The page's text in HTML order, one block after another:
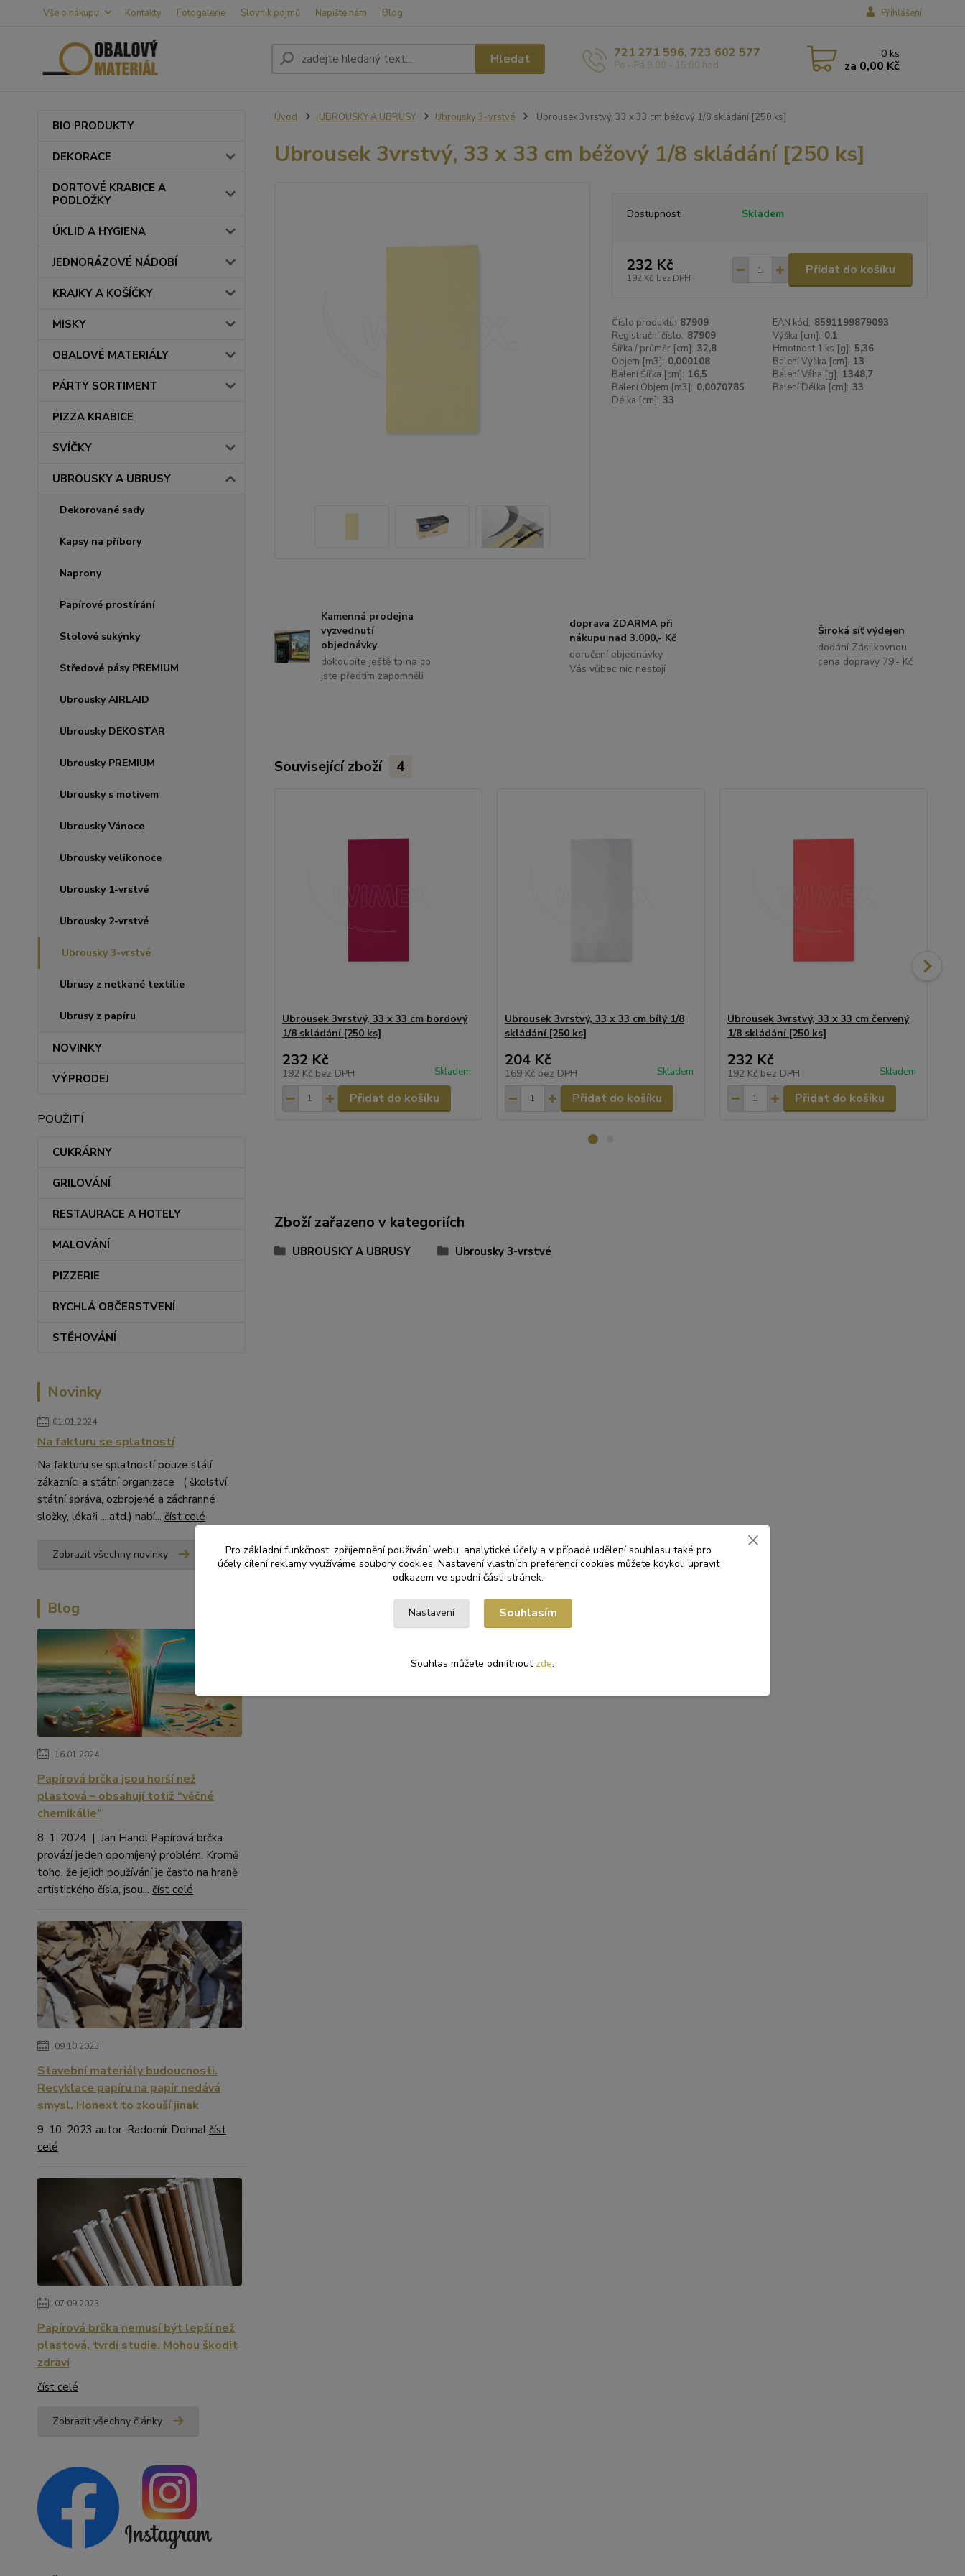
Vše o nákupu Kontakty Fotogalerie Slovník pojmů Napište nám Blog Přihlášení
Hledat 721 271 596, 723 602 577
Po - Pá 9,00 - 15,00 hod
0 ks
za 0,00 Kč
BIO PRODUKTY
DEKORACE
DORTOVÉ KRABICE A
PODLOŽKY
ÚKLID A HYGIENA
JEDNORÁZOVÉ NÁDOBÍ
KRAJKY A KOŠÍČKY
MISKY
OBALOVÉ MATERIÁLY
PÁRTY SORTIMENT
PIZZA KRABICE
SVÍČKY
UBROUSKY A UBRUSY
Dekorované sady
Kapsy na příbory
Naprony
Papírové prostírání
Stolové sukýnky
Středové pásy PREMIUM
Ubrousky AIRLAID
Ubrousky DEKOSTAR
Ubrousky PREMIUM
Ubrousky s motivem
Ubrousky Vánoce
Ubrousky velikonoce
Ubrousky 1-vrstvé
Ubrousky 2-vrstvé
Ubrousky 3-vrstvé
Ubrusy z netkané textílie
Ubrusy z papíru
NOVINKY
VÝPRODEJ
POUŽITÍ
CUKRÁRNY
GRILOVÁNÍ
RESTAURACE A HOTELY
MALOVÁNÍ
PIZZERIE
RYCHLÁ OBČERSTVENÍ
STĚHOVÁNÍ
Novinky
01.01.2024
Na fakturu se splatností
Na fakturu se splatností pouze stálí
zákazníci a státní organizace ( školství,
státní správa, ozbrojené a záchranné
složky, lékaři ....atd.) nabí... číst celé
Zobrazit všechny novinky
Blog
16.01.2024
Papírová brčka jsou horší než
plastová – obsahují totiž “věčné
chemikálie”
8. 1. 2024 | Jan Handl Papírová brčka
provází jeden opomíjený problém. Kromě
toho, že jejich používání je často na hraně
artistického čísla, jsou... číst celé
09.10.2023
Stavební materiály budoucnosti.
Recyklace papíru na papír nedává
smysl. Honext to zkouší jinak
9. 10. 2023 autor: Radomír Dohnal číst
celé
07.09.2023
Papírová brčka nemusí být lepší než
plastová, tvrdí studie. Mohou škodit
zdraví
číst celé
Zobrazit všechny články
Úvod UBROUSKY A UBRUSY Ubrousky 3-vrstvé Ubrousek 3vrstvý, 33 x 33 cm béžový 1/8 skládání [250 ks]
Ubrousek 3vrstvý, 33 x 33 cm béžový 1/8 skládání [250 ks]
Dostupnost Skladem
232 Kč
192 Kč bez DPH
Přidat do košíku
Číslo produktu: 87909 EAN kód: 8591199879093
Registrační číslo: 87909 Výška [cm]: 0,1
Šířka / průměr [cm]: 32,8 Hmotnost 1 ks [g]: 5,36
Objem [m3]: 0,000108 Balení Výška [cm]: 13
Balení Šířka [cm]: 16,5 Balení Váha [g]: 1348,7
Balení Objem [m3]: 0,0070785 Balení Délka [cm]: 33
Délka [cm]: 33
Kamenná prodejna
vyzvednutí
objednávky
dokoupíte ještě to na co
jste předtím zapomněli
doprava ZDARMA při
nákupu nad 3.000,- Kč
doručení objednávky
Vás vůbec nic nestojí
Široká síť výdejen
dodání Zásilkovnou
cena dopravy 79,- Kč
Související zboží 4
Ubrousek 3vrstvý, 33 x 33 cm bordový
1/8 skládání [250 ks]
232 Kč
192 Kč bez DPH Skladem
Přidat do košíku
Ubrousek 3vrstvý, 33 x 33 cm bílý 1/8
skládání [250 ks]
204 Kč
169 Kč bez DPH Skladem
Přidat do košíku
Ubrousek 3vrstvý, 33 x 33 cm červený
1/8 skládání [250 ks]
232 Kč
192 Kč bez DPH Skladem
Přidat do košíku
Zboží zařazeno v kategoriích
UBROUSKY A UBRUSY Ubrousky 3-vrstvé
Pro základní funkčnost, zpříjemnění používání webu, analytické účely a v případě udělení souhlasu také pro
účely cílení reklamy využíváme soubory cookies. Nastavení vlastních preferencí cookies můžete kdykoli upravit
odkazem ve spodní části stránek.
Nastavení Souhlasím
Souhlas můžete odmítnout zde.